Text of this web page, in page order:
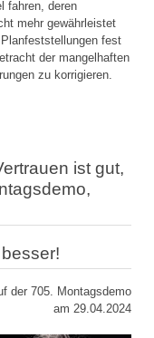
fahren, deren
mehr gewährleistet
fest
der mangelhaften
zu korrigieren.
ist gut,
der 705. Montagsdemo
am 29.04.2024